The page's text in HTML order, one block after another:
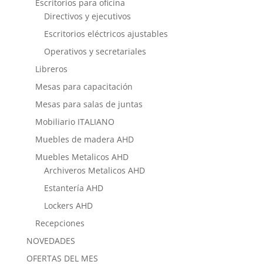
Escritorios para oficina
Directivos y ejecutivos
Escritorios eléctricos ajustables
Operativos y secretariales
Libreros
Mesas para capacitación
Mesas para salas de juntas
Mobiliario ITALIANO
Muebles de madera AHD
Muebles Metalicos AHD
Archiveros Metalicos AHD
Estantería AHD
Lockers AHD
Recepciones
NOVEDADES
OFERTAS DEL MES